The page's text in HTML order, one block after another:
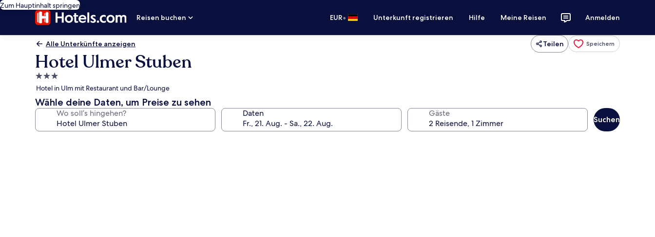
Zum Hauptinhalt springen
Reisen buchen
EUR• Unterkunft registrieren Hilfe Meine Reisen Anmelden
Alle Unterkünfte anzeigen Teilen Speichern
Hotel Ulmer Stuben
3.0-
Sterne-
Unterkunft
Hotel in Ulm mit Restaurant und Bar/Lounge
Wähle deine Daten, um Preise zu sehen
Wo soll’s hingehen? Daten Gäste
Suchen